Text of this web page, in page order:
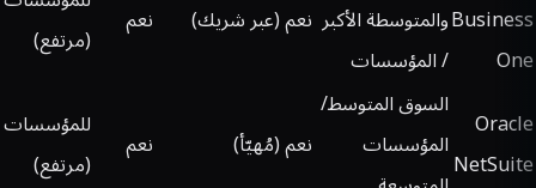
Business
One
والمتوسطة الأكبر
/ المؤسسات
نعم (عبر شريك) نعم
(مرتفع)
Oracle
NetSuite
السوق المتوسط/
المؤسسات
نعم (مُهيّأ) نعم
للمؤسسات
(مرتفع)